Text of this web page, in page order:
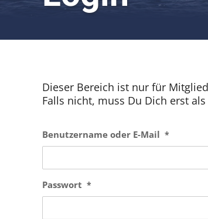
Dieser Bereich ist nur für
Falls nicht, muss Du Dich erst
Benutzername oder E-Mail *
Passwort *